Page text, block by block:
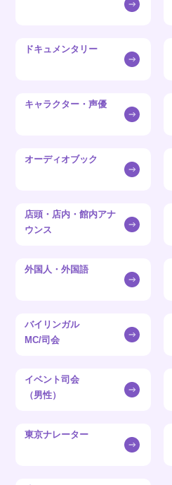
ドキュメンタリー
キャラクター・声優
オーディオブック
店頭・店内・館内アナ
ウンス
外国人・外国語
バイリンガル
MC/司会
イベント司会
（男性）
東京ナレーター